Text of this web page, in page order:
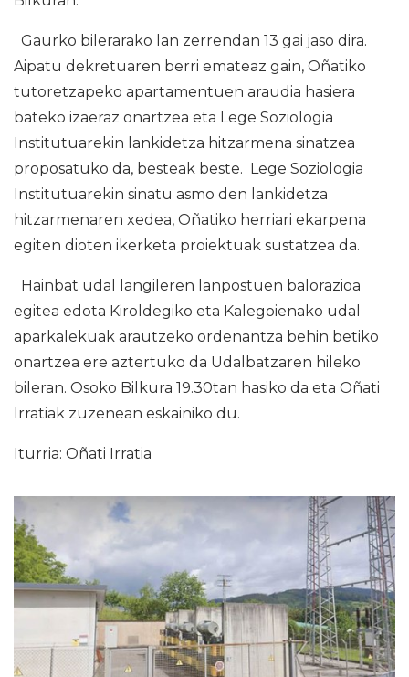
Gaurko bilerarako lan zerrendan 13 gai jaso dira.
Aipatu dekretuaren berri emateaz gain, Oñatiko
tutoretzapeko apartamentuen araudia hasiera
bateko izaeraz onartzea eta Lege Soziologia
Institutuarekin lankidetza hitzarmena sinatzea
proposatuko da, besteak beste. Lege Soziologia
Institutuarekin sinatu asmo den lankidetza
hitzarmenaren xedea, Oñatiko herriari ekarpena
egiten dioten ikerketa proiektuak sustatzea da.
Hainbat udal langileren lanpostuen balorazioa
egitea edota Kiroldegiko eta Kalegoienako udal
aparkalekuak arautzeko ordenantza behin betiko
onartzea ere aztertuko da Udalbatzaren hileko
bileran. Osoko Bilkura 19.30tan hasiko da eta Oñati
Irratiak zuzenean eskainiko du.
Iturria: Oñati Irratia